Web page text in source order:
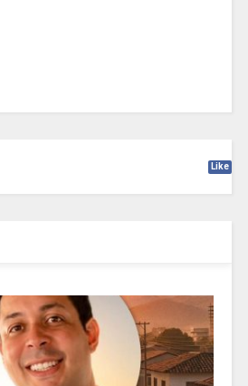
Like